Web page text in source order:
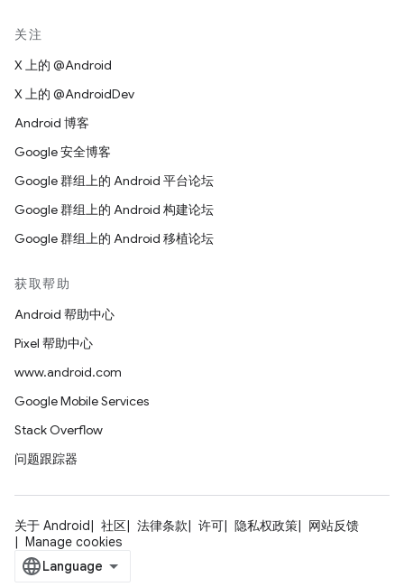
关注
X 上的 @Android
X 上的 @AndroidDev
Android 博客
Google 安全博客
Google 群组上的 Android 平台论坛
Google 群组上的 Android 构建论坛
Google 群组上的 Android 移植论坛
获取帮助
Android 帮助中心
Pixel 帮助中心
www.android.com
Google Mobile Services
Stack Overflow
问题跟踪器
关于 Android 社区 法律条款 许可 隐私权政策
网站反馈
Manage cookies